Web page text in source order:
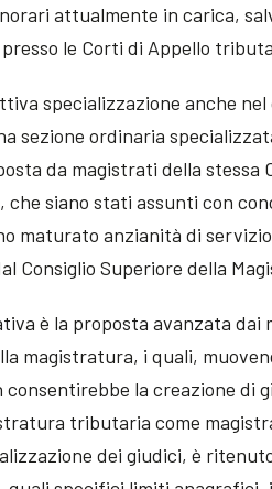
attualmente in carica,
le Corti di Appello
specializzazione anche
sezione ordinaria
da magistrati della
siano stati assunti con
maturato anzianità di
Consiglio Superiore della
è la proposta avanzata dai
magistratura, i quali,
consentirebbe la creazione di
tributaria come
dei giudici, è